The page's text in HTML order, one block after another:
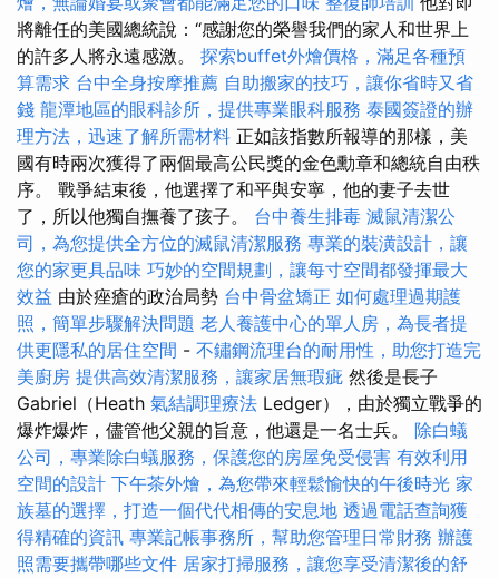
將離任的美國總統說：“感謝您的榮譽我們的家人和世界上
的許多人將永遠感激。 探索buffet外燴價格，滿足各種預
算需求 台中全身按摩推薦 自助搬家的技巧，讓你省時又省
錢 龍潭地區的眼科診所，提供專業眼科服務 泰國簽證的辦
理方法，迅速了解所需材料 正如該指數所報導的那樣，美
國有時兩次獲得了兩個最高公民獎的金色勳章和總統自由秩
序。 戰爭結束後，他選擇了和平與安寧，他的妻子去世
了，所以他獨自撫養了孩子。 台中養生排毒 滅鼠清潔公
司，為您提供全方位的滅鼠清潔服務 專業的裝潢設計，讓
您的家更具品味 巧妙的空間規劃，讓每寸空間都發揮最大
效益 由於痤瘡的政治局勢 台中骨盆矯正 如何處理過期護
照，簡單步驟解決問題 老人養護中心的單人房，為長者提
供更隱私的居住空間 - 不鏽鋼流理台的耐用性，助您打造完
美廚房 提供高效清潔服務，讓家居無瑕疵 然後是長子
Gabriel（Heath 氣結調理療法 Ledger），由於獨立戰爭的
爆炸爆炸，儘管他父親的旨意，他還是一名士兵。 除白蟻
公司，專業除白蟻服務，保護您的房屋免受侵害 有效利用
空間的設計 下午茶外燴，為您帶來輕鬆愉快的午後時光 家
族墓的選擇，打造一個代代相傳的安息地 透過電話查詢獲
得精確的資訊 專業記帳事務所，幫助您管理日常財務 辦護
照需要攜帶哪些文件 居家打掃服務，讓您享受清潔後的舒